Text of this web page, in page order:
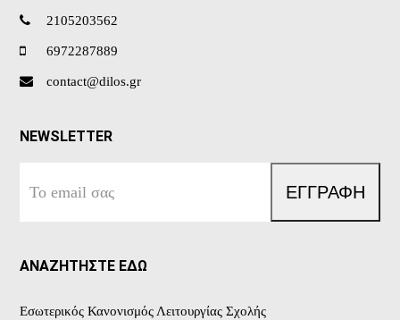
2105203562
6972287889
contact@dilos.gr
NEWSLETTER
email
ΕΓΓΡΑΦΗ
ΑΝΑΖΗΤΗΣΤΕ ΕΔΩ
Εσωτερικός Κανονισμός Λειτουργίας Σχολής